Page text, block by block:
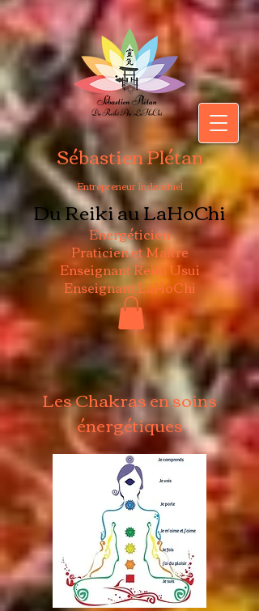
Sébastien Plétan
Entrepreneur Individuel
Du Reiki au LaHoChi
Energéticien
Praticien et Maître
Enseignant Reiki Usui
Enseignant LaHoChi
Les Chakras en soins
énergétiques